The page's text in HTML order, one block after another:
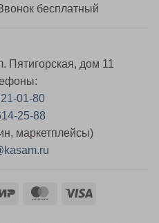
бесплатный
Пятигорская, дом 11
01-80
25-88
маркетплейсы)
Mir MasterCard
Visa